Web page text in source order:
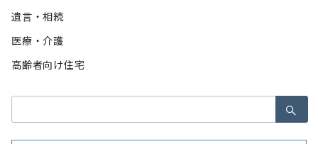
遺言・相続
医療・介護
高齢者向け住宅
索：